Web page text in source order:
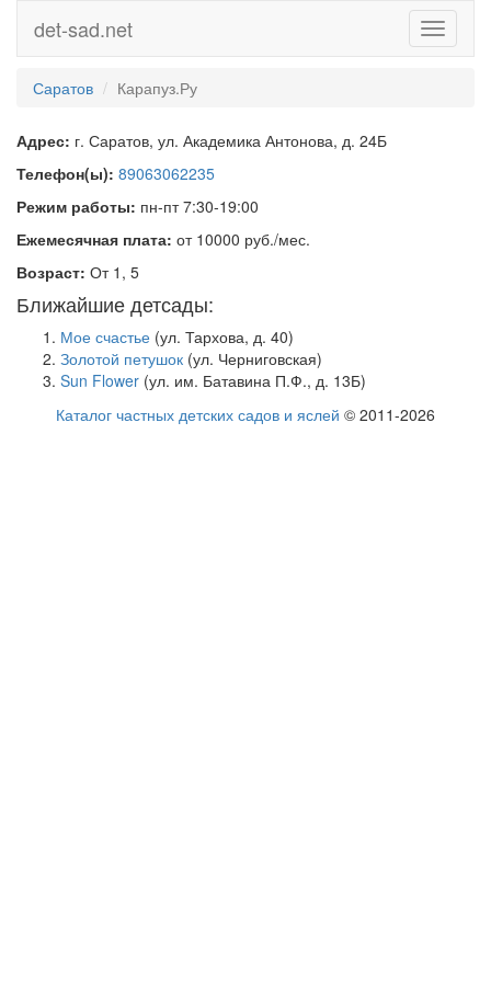
Toggle
det-sad.net
Саратов Карапуз.Ру
Адрес: г. Саратов, ул. Академика Антонова, д. 24Б
Телефон(ы): 89063062235
Режим работы: пн-пт 7:30-19:00
Ежемесячная плата: от 10000 руб./мес.
Возраст: От 1, 5
Ближайшие детсады:
Мое счастье (ул. Тархова, д. 40)
Золотой петушок (ул. Черниговская)
Sun Flower (ул. им. Батавина П.Ф., д. 13Б)
Каталог частных детских садов и яслей © 2011-2026